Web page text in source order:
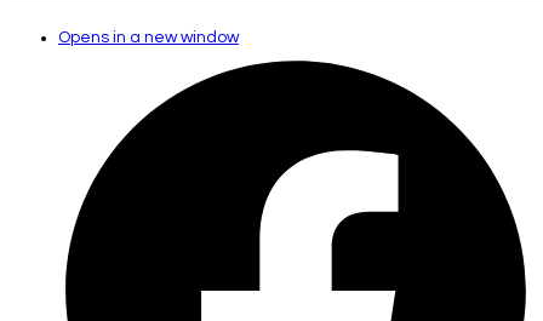
Opens in a new window